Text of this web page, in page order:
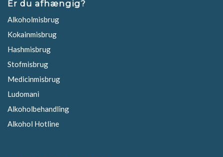
Er du afhængig?
Alkoholmisbrug
Kokainmisbrug
Hashmisbrug
Stofmisbrug
Medicinmisbrug
Ludomani
Alkoholbehandling
Alkohol Hotline